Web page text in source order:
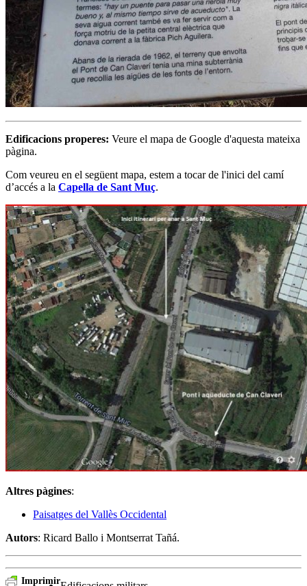
Edificacions properes: Veure el mapa de Google d'aquesta mateixa
pàgina.
Com veureu en el següent mapa, estem a tocar de l'inici del camí
d’accés a la Capella de Sant Muç.
Altres pàgines:
Paisatges del Vallès Occidental
Autors: Ricard Ballo i Montserrat Tañá.
Imprimir